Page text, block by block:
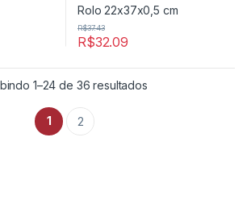
R$32.09
R$37.43
1–24 de 36 resultados
1 2